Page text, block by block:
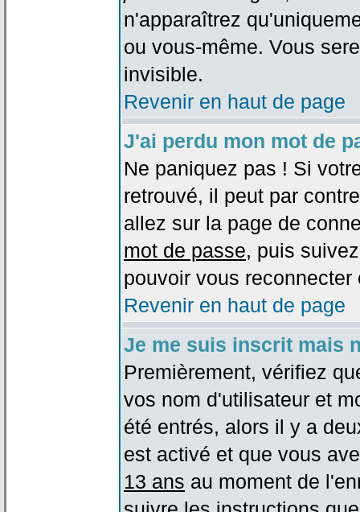
n'apparaîtrez
ou vous-même. Vous
invisible.
Revenir en haut de page
J'ai perdu mon mot de
Ne paniquez pas ! Si
retrouvé, il peut par
allez sur la page de
mot de passe, puis
pouvoir vous
Revenir en haut de page
Je me suis inscrit mais
Premièrement, vérifiez
vos nom d'utilisateur et
été entrés, alors il y a
est activé et que vous
13 ans au moment de